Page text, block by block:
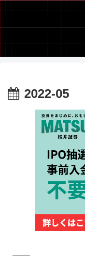
2022-05